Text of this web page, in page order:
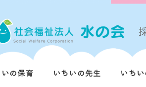
の保育 いちいの先生 いちい